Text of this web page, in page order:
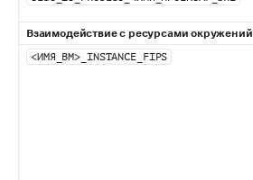
Взаимодействие с ресурсами окружений
<ИМЯ_ВМ>_INSTANCE_FIPS